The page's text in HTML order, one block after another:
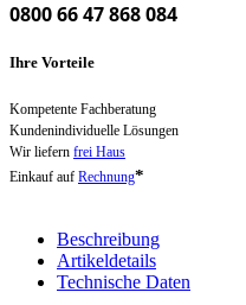
0800 66 47 868 084
Ihre Vorteile
Kompetente Fachberatung
Kundenindividuelle Lösungen
Wir liefern frei Haus
Einkauf auf Rechnung*
Beschreibung
Artikeldetails
Technische Daten